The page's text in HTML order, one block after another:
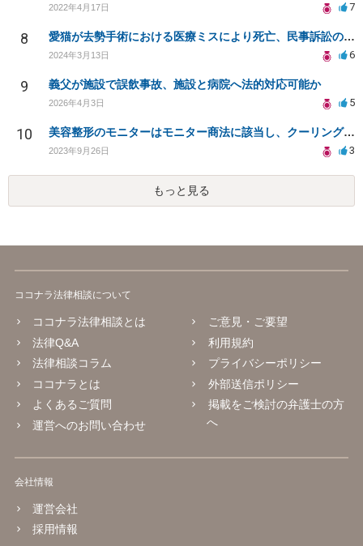
2022年4月17日 7
8 愛猫が去勢手術における医療ミスにより死亡、民事訴訟のご相談です
2024年3月13日 6
9 義父が施設で誤飲事故、施設と病院へ法的対応可能か
2026年4月3日 5
10 美容整形のモニターはモニター商法に該当し、クーリングオフの対象になりますか？
2023年9月26日 3
もっと見る
ココナラ法律相談について
ココナラ法律相談とは
法律Q&A
法律相談コラム
ココナラとは
よくあるご質問
運営へのお問い合わせ
ご意見・ご要望
利用規約
プライバシーポリシー
外部送信ポリシー
掲載をご検討の弁護士の方
へ
会社情報
運営会社
採用情報